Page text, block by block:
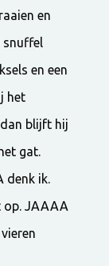
en
snuffel
en een
het
blijft hij
gat.
denk ik.
op. JAAAA